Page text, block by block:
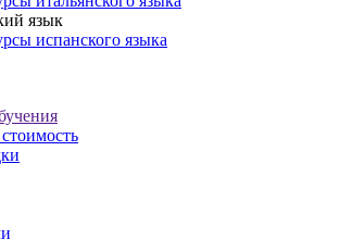
язык
испанского языка